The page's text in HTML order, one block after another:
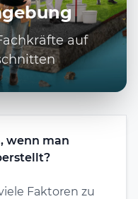
auf
wenn man
Faktoren zu